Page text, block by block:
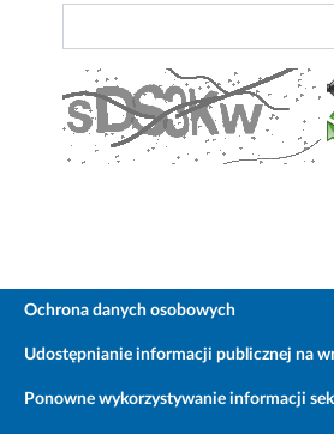
Ochrona danych osobowych
Udostępnianie informacji publicznej na
Ponowne wykorzystywanie informacji